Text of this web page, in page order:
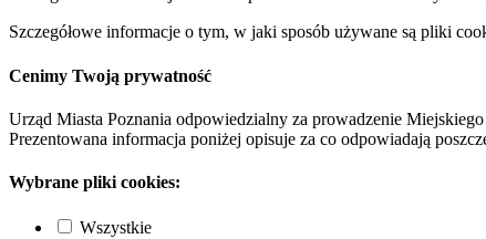
Szczegółowe informacje o tym, w jaki sposób używane są pliki
Cenimy Twoją prywatność
Urząd Miasta Poznania odpowiedzialny za prowadzenie
Prezentowana informacja poniżej opisuje za co odpowiadają
Wybrane pliki cookies:
Wszystkie